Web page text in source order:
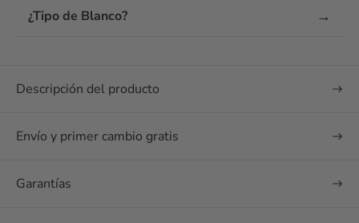
¿Te han convencido
las opiniones? Envía
¿Tipo de Blanco? →
Descripción del producto
Envío y primer cambio gratis
Garantías